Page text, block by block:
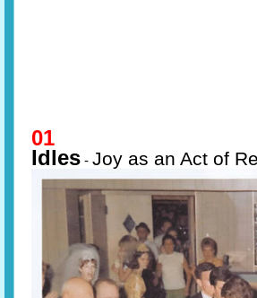
01
Idles - Joy as an Act of